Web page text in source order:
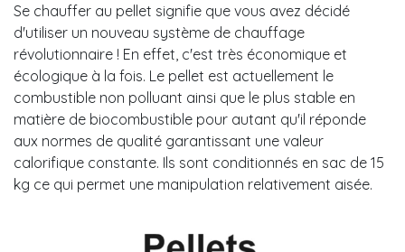
Se chauffer au pellet signifie que vous avez décidé
d'utiliser un nouveau système de chauffage
révolutionnaire ! En effet, c'est très économique et
écologique à la fois. Le pellet est actuellement le
combustible non polluant ainsi que le plus stable en
matière de biocombustible pour autant qu'il réponde
aux normes de qualité garantissant une valeur
calorifique constante. Ils sont conditionnés en sac de 15
kg ce qui permet une manipulation relativement aisée.